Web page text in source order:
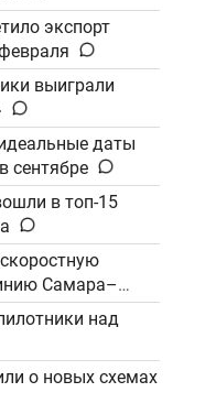
экспорт
выиграли
даты
сентябре
в топ-15
Самара–
над
о новых схемах